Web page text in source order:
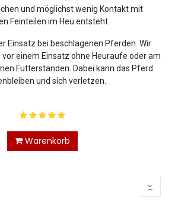
und möglichst wenig Kontakt mit
Feinteilen im Heu entsteht.
Einsatz bei beschlagenen Pferden. Wir
einem Einsatz ohne Heuraufe oder am
Futterständen. Dabei kann das Pferd
und sich verletzen.
Warenkorb